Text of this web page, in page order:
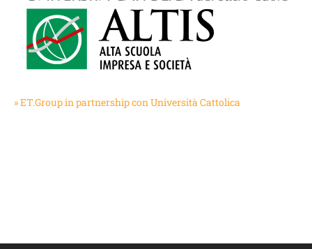
» ET.Group in partnership con Università Cattolica